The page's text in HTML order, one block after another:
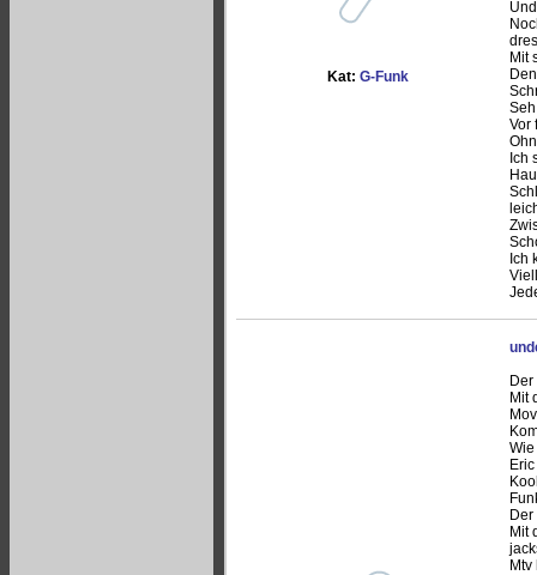
Kat: G-Funk
Mit
Vor
Ich
Ich
Mit
Mit